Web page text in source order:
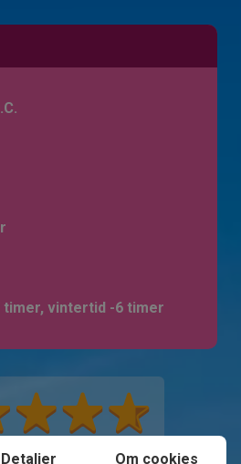
timer, vintertid -6 timer
Detaljer Om cookies